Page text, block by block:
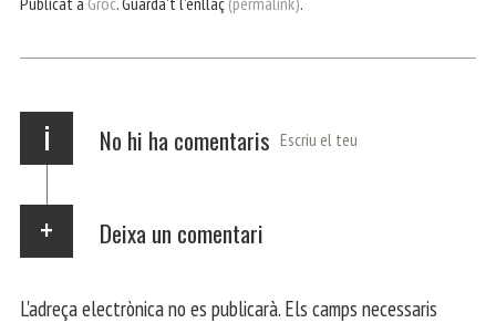
p m ei
i No hi ha comentaris Escriu el teu
Deixa un comentari
L'adreça electrònica no es publicarà. Els camps necessaris